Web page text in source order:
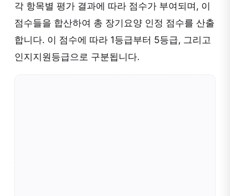
각 항목별 평가 결과에 따라 점수가 부여되며, 이
점수들을 합산하여 총 장기요양 인정 점수를 산출
합니다. 이 점수에 따라 1등급부터 5등급, 그리고
인지지원등급으로 구분됩니다.